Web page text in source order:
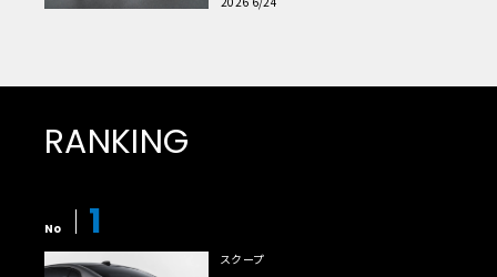
RANKING
No 1
スクープ